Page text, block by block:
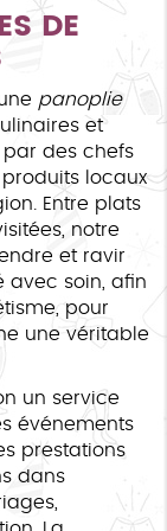
DE
panoplie
et
des chefs
locaux
Entre plats
notre
et ravir
avec soin, afin
pour
une véritable
un service
événements
prestations
dans